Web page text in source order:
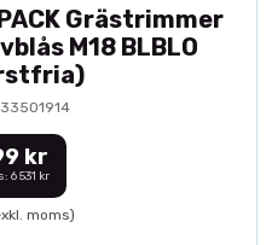
Grästrimmer
M18 BLBLO
kr
6 531 kr
moms)